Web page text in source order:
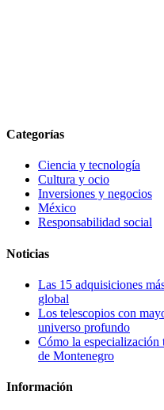
Categorías
Ciencia y tecnología
Cultura y ocio
Inversiones y negocios
México
Responsabilidad social
Noticias
Las 15 adquisiciones
global
Los telescopios con
universo profundo
Cómo la especialización
de Montenegro
Información